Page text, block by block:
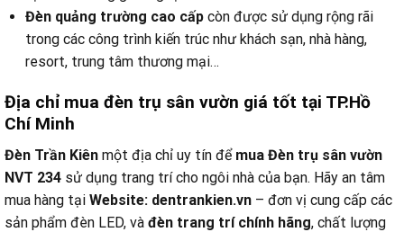
Đèn quảng trường cao cấp còn được sử dụng rộng rãi
trong các công trình kiến trúc như khách sạn, nhà hàng,
resort, trung tâm thương mại…
Địa chỉ mua đèn trụ sân vườn giá tốt tại TP.Hồ
Chí Minh
Đèn Trần Kiên một địa chỉ uy tín để mua Đèn trụ sân vườn
NVT 234 sử dụng trang trí cho ngôi nhà của bạn. Hãy an tâm
mua hàng tại Website: dentrankien.vn – đơn vị cung cấp các
sản phẩm đèn LED, và đèn trang trí chính hãng, chất lượng